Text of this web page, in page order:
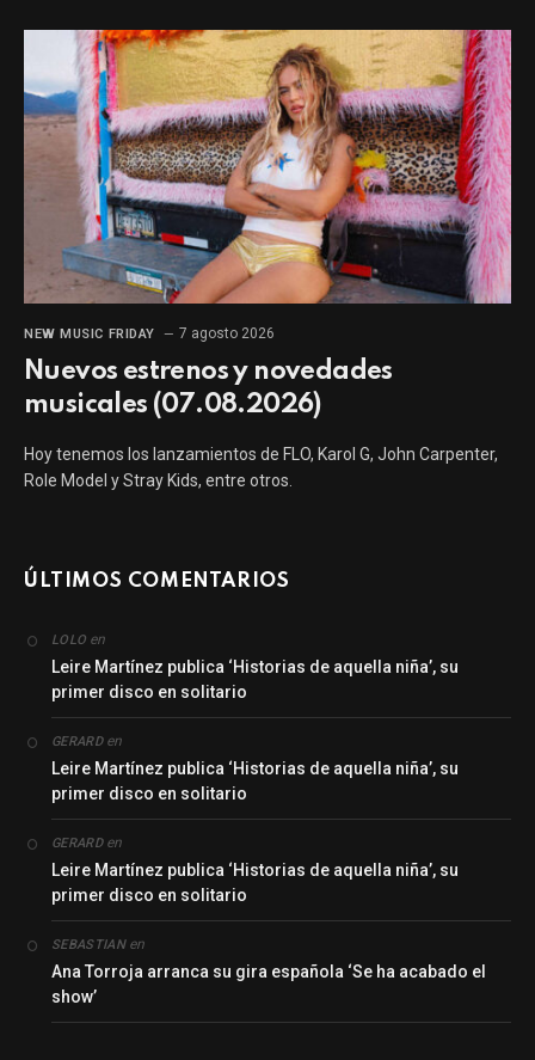
NEW MUSIC FRIDAY 7 agosto 2026
Nuevos estrenos y novedades
musicales (07.08.2026)
Hoy tenemos los lanzamientos de FLO, Karol G, John Carpenter,
Role Model y Stray Kids, entre otros.
ÚLTIMOS COMENTARIOS
LOLO en
Leire Martínez publica ‘Historias de aquella niña’, su
primer disco en solitario
GERARDen
Leire Martínez publica ‘Historias de aquella niña’, su
primer disco en solitario
GERARDen
Leire Martínez publica ‘Historias de aquella niña’, su
primer disco en solitario
SEBASTIANen
Ana Torroja arranca su gira española ‘Se ha acabado el
show’